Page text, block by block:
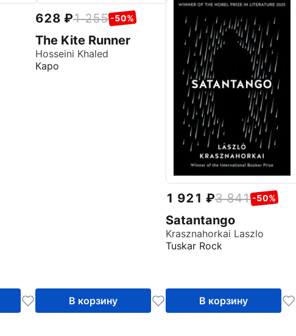
628 1 255 -50%
The Kite Runner
Hosseini Khaled
Каро
В корзину
1 921 3 841 -50%
Satantango
Krasznahorkai Laszlo
Tuskar Rock
В корзину